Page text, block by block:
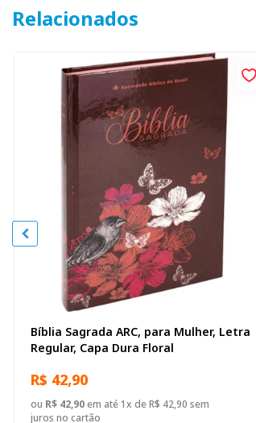
Relacionados
Bíblia Sagrada ARC, para Mulher, Letra
Regular, Capa Dura Floral
R$ 42,90
ou R$ 42,90em até 1x de R$ 42,90 sem
juros no cartão